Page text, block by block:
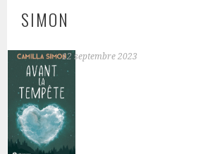
SIMON
12 septembre 2023